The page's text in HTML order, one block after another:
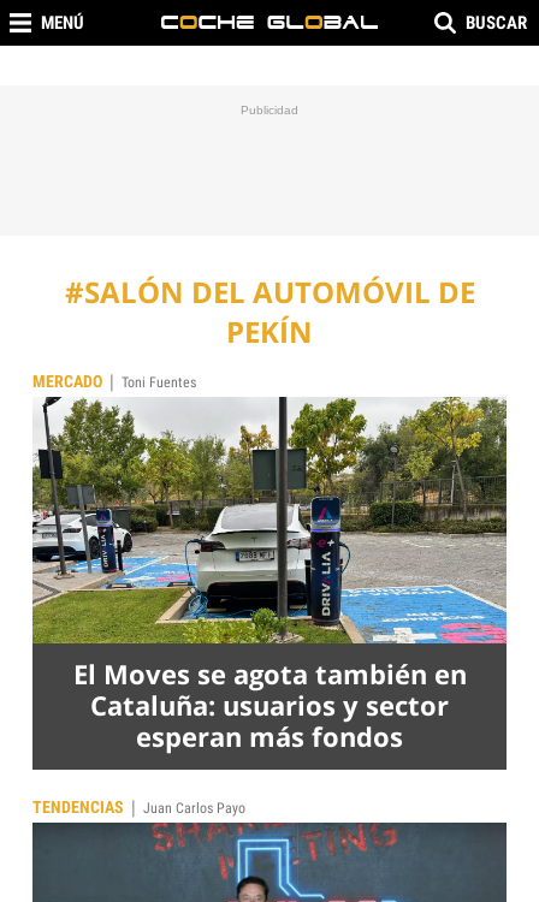
MENÚ BUSCAR
#SALÓN DEL AUTOMÓVIL DE
PEKÍN
MERCADO | Toni Fuentes
El Moves se agota también en
Cataluña: usuarios y sector
esperan más fondos
TENDENCIAS | Juan Carlos Payo